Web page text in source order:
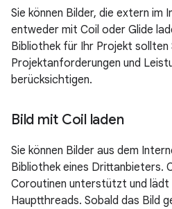
Sie können Bilder, die extern im
entweder mit Coil oder Glide
Bibliothek für Ihr Projekt sollten
Projektanforderungen und
berücksichtigen.
Bild mit Coil laden
Sie können Bilder aus dem
Bibliothek eines Drittanbieters.
Coroutinen unterstützt und lädt
Hauptthreads. Sobald das Bild